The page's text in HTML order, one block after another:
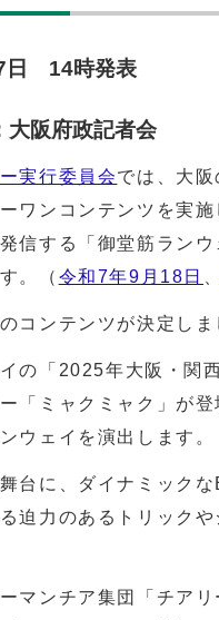
日 14時発表
大阪府政記者会
実行委員会では、大
ワンコンテンツを実
信する「御堂筋ラン
。（ 令和7年9月18日
コンテンツが決定しま
の「 2025年大阪・関
「ミャクミャク」が
ウェイを演出します。
台に、ダイナミック
迫力のあるトリック
マンチア集団「チア